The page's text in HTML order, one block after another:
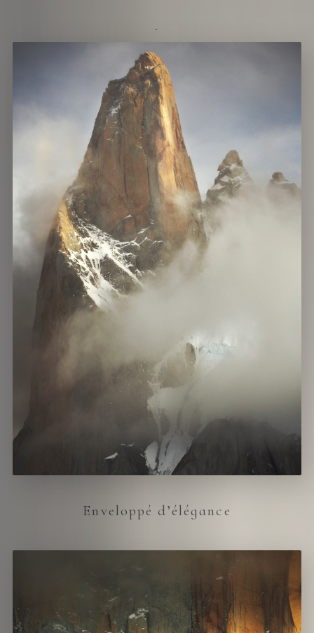
Enveloppé d’élégance